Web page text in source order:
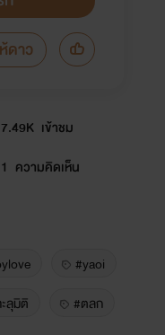
ดาว
7.49K เข้าชม
1 ความคิดเห็น
#yaoi
ลุมิติ #ตลก